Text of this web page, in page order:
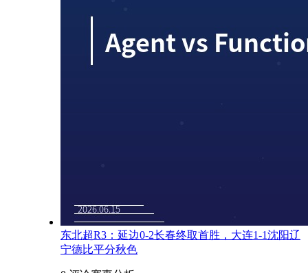
东北超R3：延边0-2长春终取首胜，大连1-1沈阳辽
宁德比平分秋色